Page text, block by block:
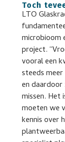
Toch
LTO
microbioom
project.
vooral een
steeds
en
missen. Het
moeten we
kennis over